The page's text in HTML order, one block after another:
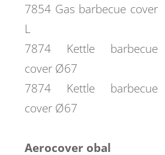
7854 Gas barbecue cover
L
7874 Kettle barbecue
cover Ø67
7874 Kettle barbecue
cover Ø67
Aerocover obal